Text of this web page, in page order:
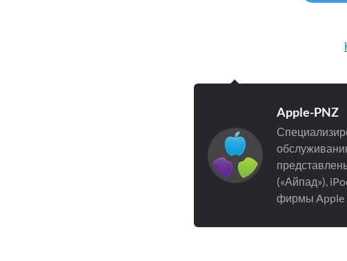
Apple-PNZ
(«Айпад»),
фирмы Apple